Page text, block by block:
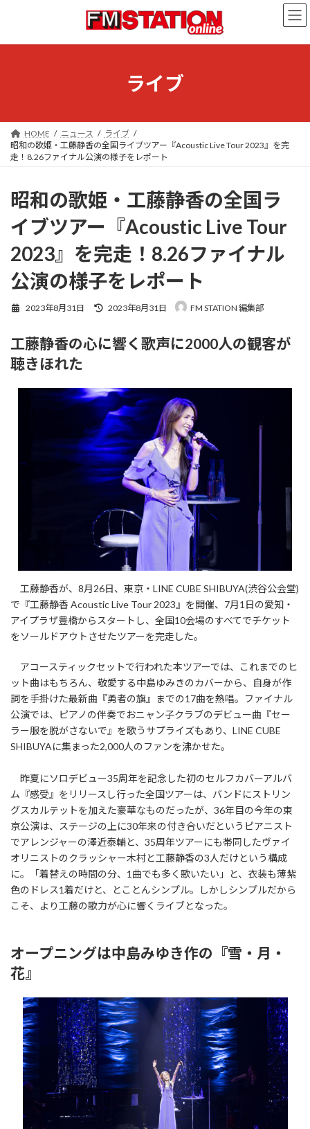
ン
ー
ライブ
HOME ニュース
ライブ
昭和の歌姫・工藤静香の全国ライブツアー『Acoustic Live Tour 2023』を完
走！8.26ファイナル公演の様子をレポート
昭和の歌姫・工藤静香の全国ラ
イブツアー『Acoustic Live Tour
2023』を完走！8.26ファイナル
公演の様子をレポート
2023年8月31日
最
新
2023年8月31日 FM STATION 編集部
工藤静香の心に響く歌声に2000人の観客が
聴きほれた
工藤静香が、8月26日、東京・LINE CUBE SHIBUYA(渋谷公会堂)
で『工藤静香 Acoustic Live Tour 2023』を開催、7月1日の愛知・
アイプラザ豊橋からスタートし、全国10会場のすべてでチケット
をソールドアウトさせたツアーを完走した。
アコースティックセットで行われた本ツアーでは、これまでのヒ
ット曲はもちろん、敬愛する中島ゆみきのカバーから、自身が作
詞を手掛けた最新曲『勇者の旗』までの17曲を熱唱。ファイナル
公演では、ピアノの伴奏でおニャン子クラブのデビュー曲『セー
ラー服を脱がさないで』を歌うサプライズもあり、LINE CUBE
SHIBUYAに集まった2,000人のファンを沸かせた。
昨夏にソロデビュー35周年を記念した初のセルフカバーアルバ
ム『感受』をリリースし行った全国ツアーは、バンドにストリン
グスカルテットを加えた豪華なものだったが、36年目の今年の東
京公演は、ステージの上に30年来の付き合いだというピアニスト
でアレンジャーの澤近泰輔と、35周年ツアーにも帯同したヴァイ
オリニストのクラッシャー木村と工藤静香の3人だけという構成
に。「着替えの時間の分、1曲でも多く歌いたい」と、衣装も薄紫
色のドレス1着だけと、とことんシンプル。しかしシンプルだから
こそ、より工藤の歌力が心に響くライブとなった。
オープニングは中島みゆき作の『雪・月・
花』